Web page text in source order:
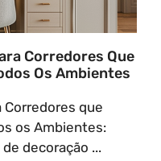
Corredores Que
Os Ambientes
Corredores que
os Ambientes:
decoração ...